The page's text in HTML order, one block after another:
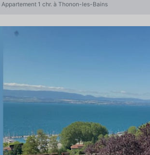
Appartement 1 chr. à Thonon-les-Bains